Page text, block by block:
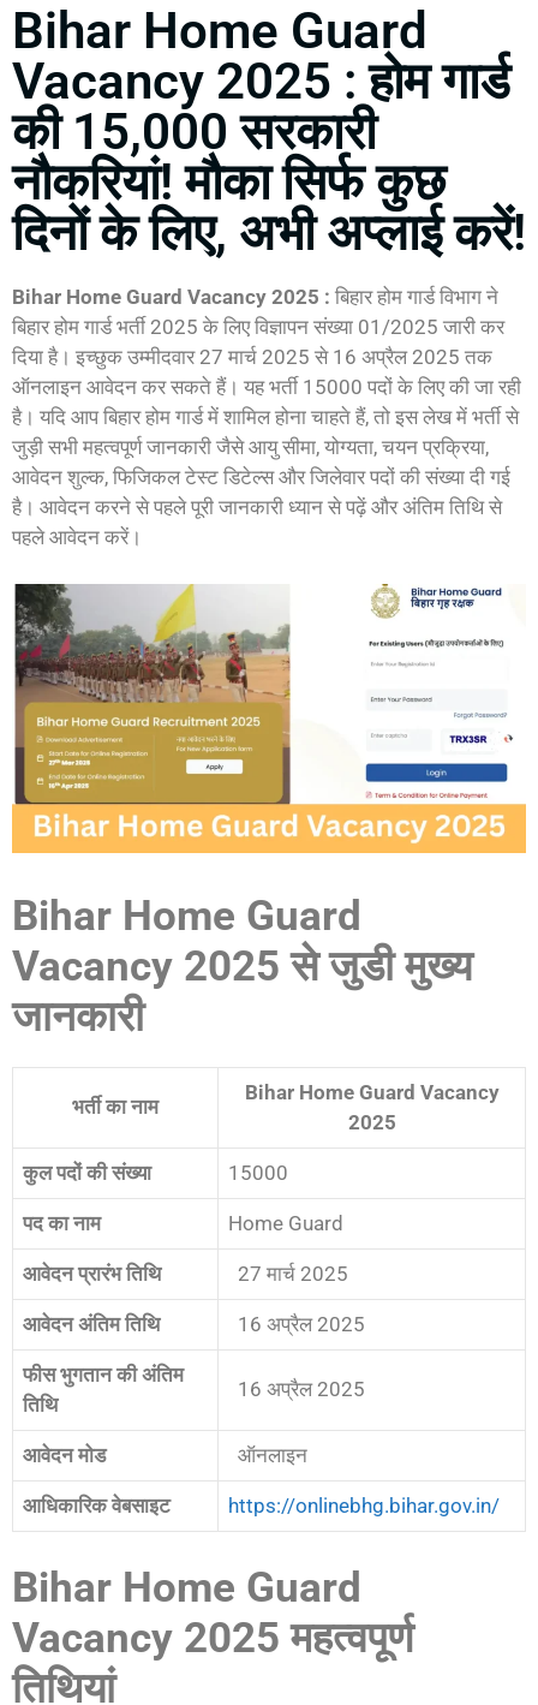
Bihar Home Guard
Vacancy 2025 : होम गार्ड
की 15,000 सरकारी
नौकरियां! मौका सिर्फ कुछ
दिनों के लिए, अभी अप्लाई करें!
Bihar Home Guard Vacancy 2025 : बिहार होम गार्ड विभाग ने
बिहार होम गार्ड भर्ती 2025 के लिए विज्ञापन संख्या 01/2025 जारी कर
दिया है। इच्छुक उम्मीदवार 27 मार्च 2025 से 16 अप्रैल 2025 तक
ऑनलाइन आवेदन कर सकते हैं। यह भर्ती 15000 पदों के लिए की जा रही
है। यदि आप बिहार होम गार्ड में शामिल होना चाहते हैं, तो इस लेख में भर्ती से
जुड़ी सभी महत्वपूर्ण जानकारी जैसे आयु सीमा, योग्यता, चयन प्रक्रिया,
आवेदन शुल्क, फिजिकल टेस्ट डिटेल्स और जिलेवार पदों की संख्या दी गई
है। आवेदन करने से पहले पूरी जानकारी ध्यान से पढ़ें और अंतिम तिथि से
पहले आवेदन करें।
Bihar Home Guard
Vacancy 2025 से जुडी मुख्य
जानकारी
भर्ती का नाम
Bihar Home Guard Vacancy
2025
कुल पदों की संख्या 15000
पद का नाम Home Guard
आवेदन प्रारंभ तिथि 27 मार्च 2025
आवेदन अंतिम तिथि 16 अप्रैल 2025
फीस भुगतान की अंतिम
तिथि
16 अप्रैल 2025
आवेदन मोड ऑनलाइन
आधिकारिक वेबसाइट https://onlinebhg.bihar.gov.in/
Bihar Home Guard
Vacancy 2025 महत्वपूर्ण
तिथियां